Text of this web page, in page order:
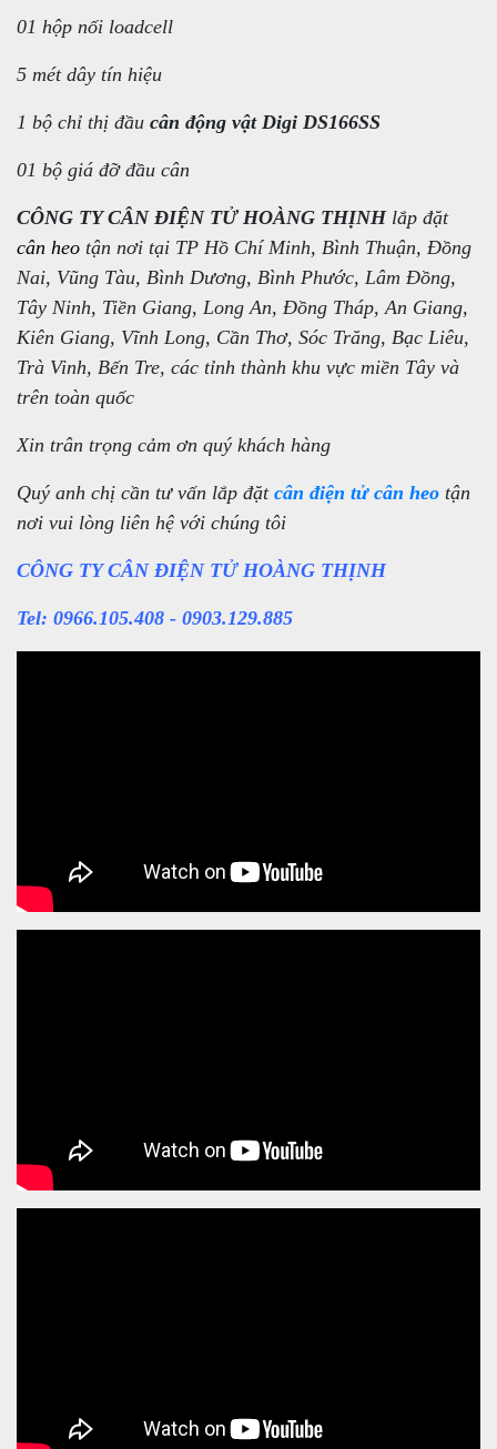
01 hộp nối loadcell
5 mét dây tín hiệu
1 bộ chỉ thị đầu cân động vật Digi DS166SS
01 bộ giá đỡ đầu cân
CÔNG TY CÂN ĐIỆN TỬ HOÀNG THỊNHlắp đặt
cân heo tận nơi tại TP Hồ Chí Minh, Bình Thuận, Đồng
Nai, Vũng Tàu, Bình Dương, Bình Phước, Lâm Đồng,
Tây Ninh, Tiền Giang, Long An, Đồng Tháp, An Giang,
Kiên Giang, Vĩnh Long, Cần Thơ, Sóc Trăng, Bạc Liêu,
Trà Vinh, Bến Tre, các tỉnh thành khu vực miền Tây và
trên toàn quốc
Xin trân trọng cảm ơn quý khách hàng
Quý anh chị cần tư vấn lắp đặt cân điện tử cân heo tận
nơi vui lòng liên hệ với chúng tôi
CÔNG TY CÂN ĐIỆN TỬ HOÀNG THỊNH
Tel: 0966.105.408 - 0903.129.885